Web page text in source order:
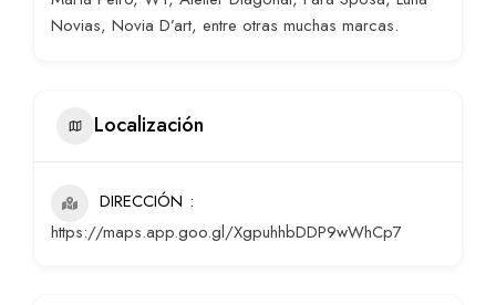
Novias, Novia D’art, entre otras muchas marcas.
Localización
DIRECCIÓN
https://maps.app.goo.gl/XgpuhhbDDP9wWhCp7